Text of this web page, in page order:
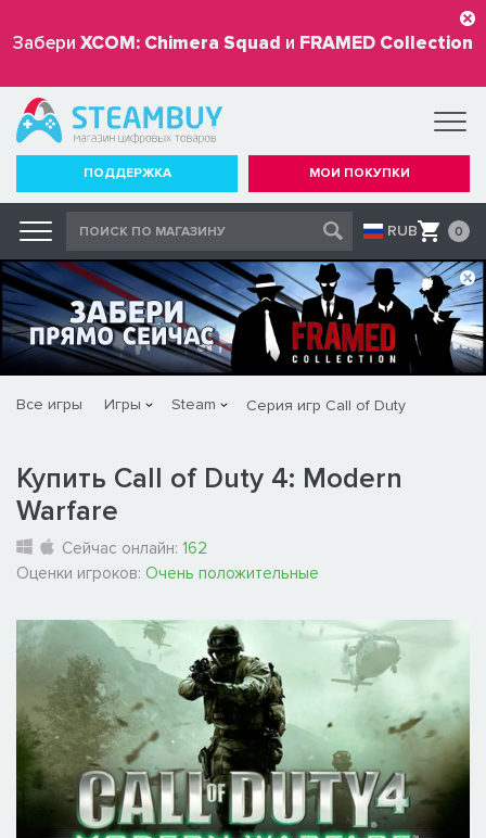
Забери XCOM: Chimera Squad и FRAMED Collection
бесплатно
ПОДДЕРЖКА МОИ ПОКУПКИ
RUB 0
Все игры Игры Steam Серия игр Call of Duty
Купить Call of Duty 4: Modern
Warfare
Сейчас онлайн: 162
Оценки игроков: Очень положительные